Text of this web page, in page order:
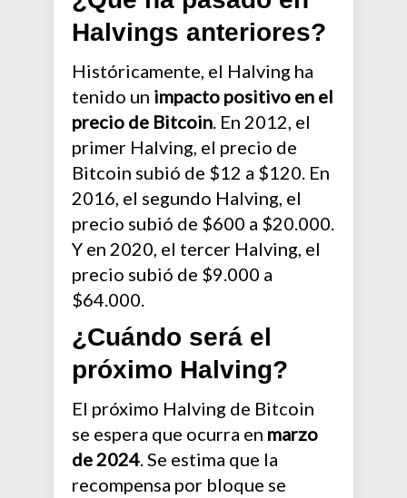
Halvings anteriores?
Históricamente, el Halving ha
tenido un impacto positivo en el
precio de Bitcoin. En 2012, el
primer Halving, el precio de
Bitcoin subió de $12 a $120. En
2016, el segundo Halving, el
precio subió de $600 a $20.000.
Y en 2020, el tercer Halving, el
precio subió de $9.000 a
$64.000.
¿Cuándo será el
próximo Halving?
El próximo Halving de Bitcoin
se espera que ocurra en marzo
de 2024. Se estima que la
recompensa por bloque se